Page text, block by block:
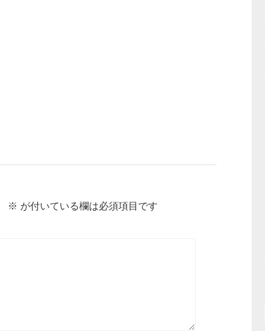
※ が付いている欄は必須項目です